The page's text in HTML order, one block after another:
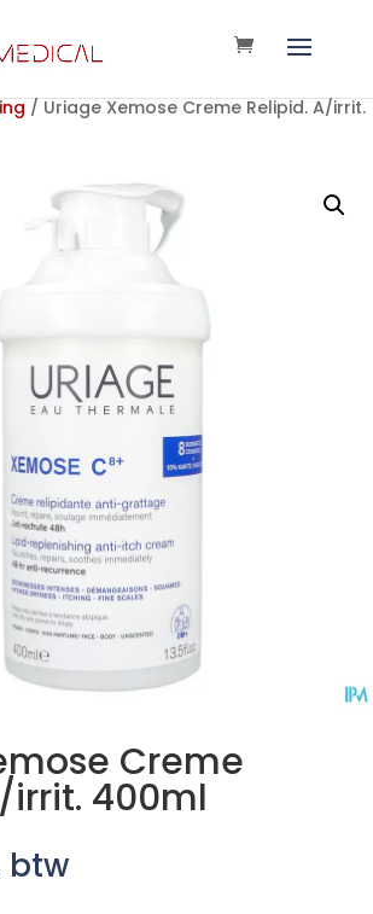
/ Uriage Xemose Creme Relipid. A/irrit.
Creme
irrit. 400ml
btw